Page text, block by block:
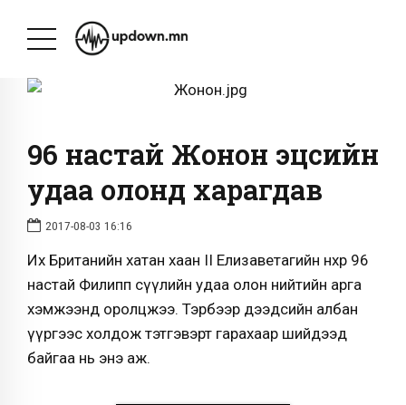
96 настай Жонон эцсийн
удаа олонд харагдав
2017-08-03 16:16
Их Британийн хатан хаан II Елизаветагийн нөхөр 96
настай Филипп сүүлийн удаа олон нийтийн арга
хэмжээнд оролцжээ. Тэрбээр дээдсийн албан
үүргээс холдож тэтгэвэрт гарахаар шийдээд
байгаа нь энэ аж.